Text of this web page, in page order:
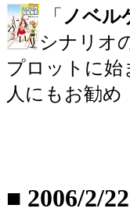
「 ノベル
シナリオ
プロットに始
人にもお勧め
■ 2006/2/22